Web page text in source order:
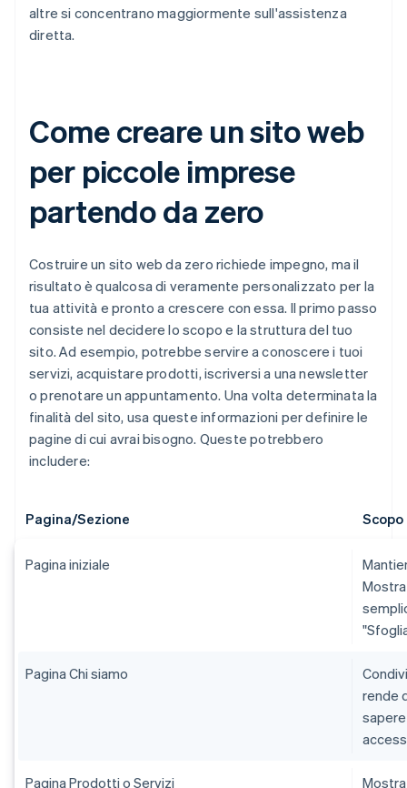
altre si concentrano maggiormente sull'assistenza
diretta.
Come creare un sito web
per piccole imprese
partendo da zero
Costruire un sito web da zero richiede impegno, ma il
risultato è qualcosa di veramente personalizzato per la
tua attività e pronto a crescere con essa. Il primo passo
consiste nel decidere lo scopo e la struttura del tuo
sito. Ad esempio, potrebbe servire a conoscere i tuoi
servizi, acquistare prodotti, iscriversi a una newsletter
o prenotare un appuntamento. Una volta determinata la
finalità del sito, usa queste informazioni per definire le
pagine di cui avrai bisogno. Queste potrebbero
includere:
Pagina/Sezione
Pagina iniziale
Pagina Chi siamo
rende
Pagina Prodotti o Servizi